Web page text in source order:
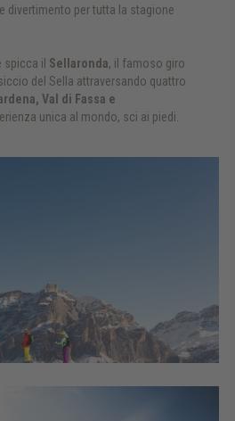
divertimento per tutta la stagione
spicca il Sellaronda, il famoso giro
del Sella attraversando quattro
Val di Fassa e
unica al mondo, sci ai piedi.